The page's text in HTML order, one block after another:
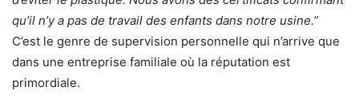
qu’il n’y a pas de travail des enfants dans notre usine.”
C’est le genre de supervision personnelle qui n’arrive que
dans une entreprise familiale où la réputation est
primordiale.